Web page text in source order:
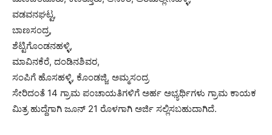
ವಡವನಘಟ್ಟ,
ಬಾಣಸಂದ್ರ,
ಶೆಟ್ಟಿಗೊಂಡನಹಳ್ಳಿ,
ಮಾವಿನಕೆರೆ, ದಂಡಿನಶಿವರ,
ಸಂಪಿಗೆ ಹೊಸಹಳ್ಳಿ, ಕೊಂಡಜ್ಜಿ, ಅಮ್ಮಸಂದ್ರ
ಸೇರಿದಂತೆ 14 ಗ್ರಾಮ ಪಂಚಾಯತಿಗಳಿಗೆ ಅರ್ಹ ಅಭ್ಯರ್ಥಿಗಳು ಗ್ರಾಮ ಕಾಯಕ
ಮಿತ್ರ ಹುದ್ದೆಗಾಗಿ ಜೂನ್ 21 ರೊಳಗಾಗಿ ಅರ್ಜಿ ಸಲ್ಲಿಸಬಹುದಾಗಿದೆ.